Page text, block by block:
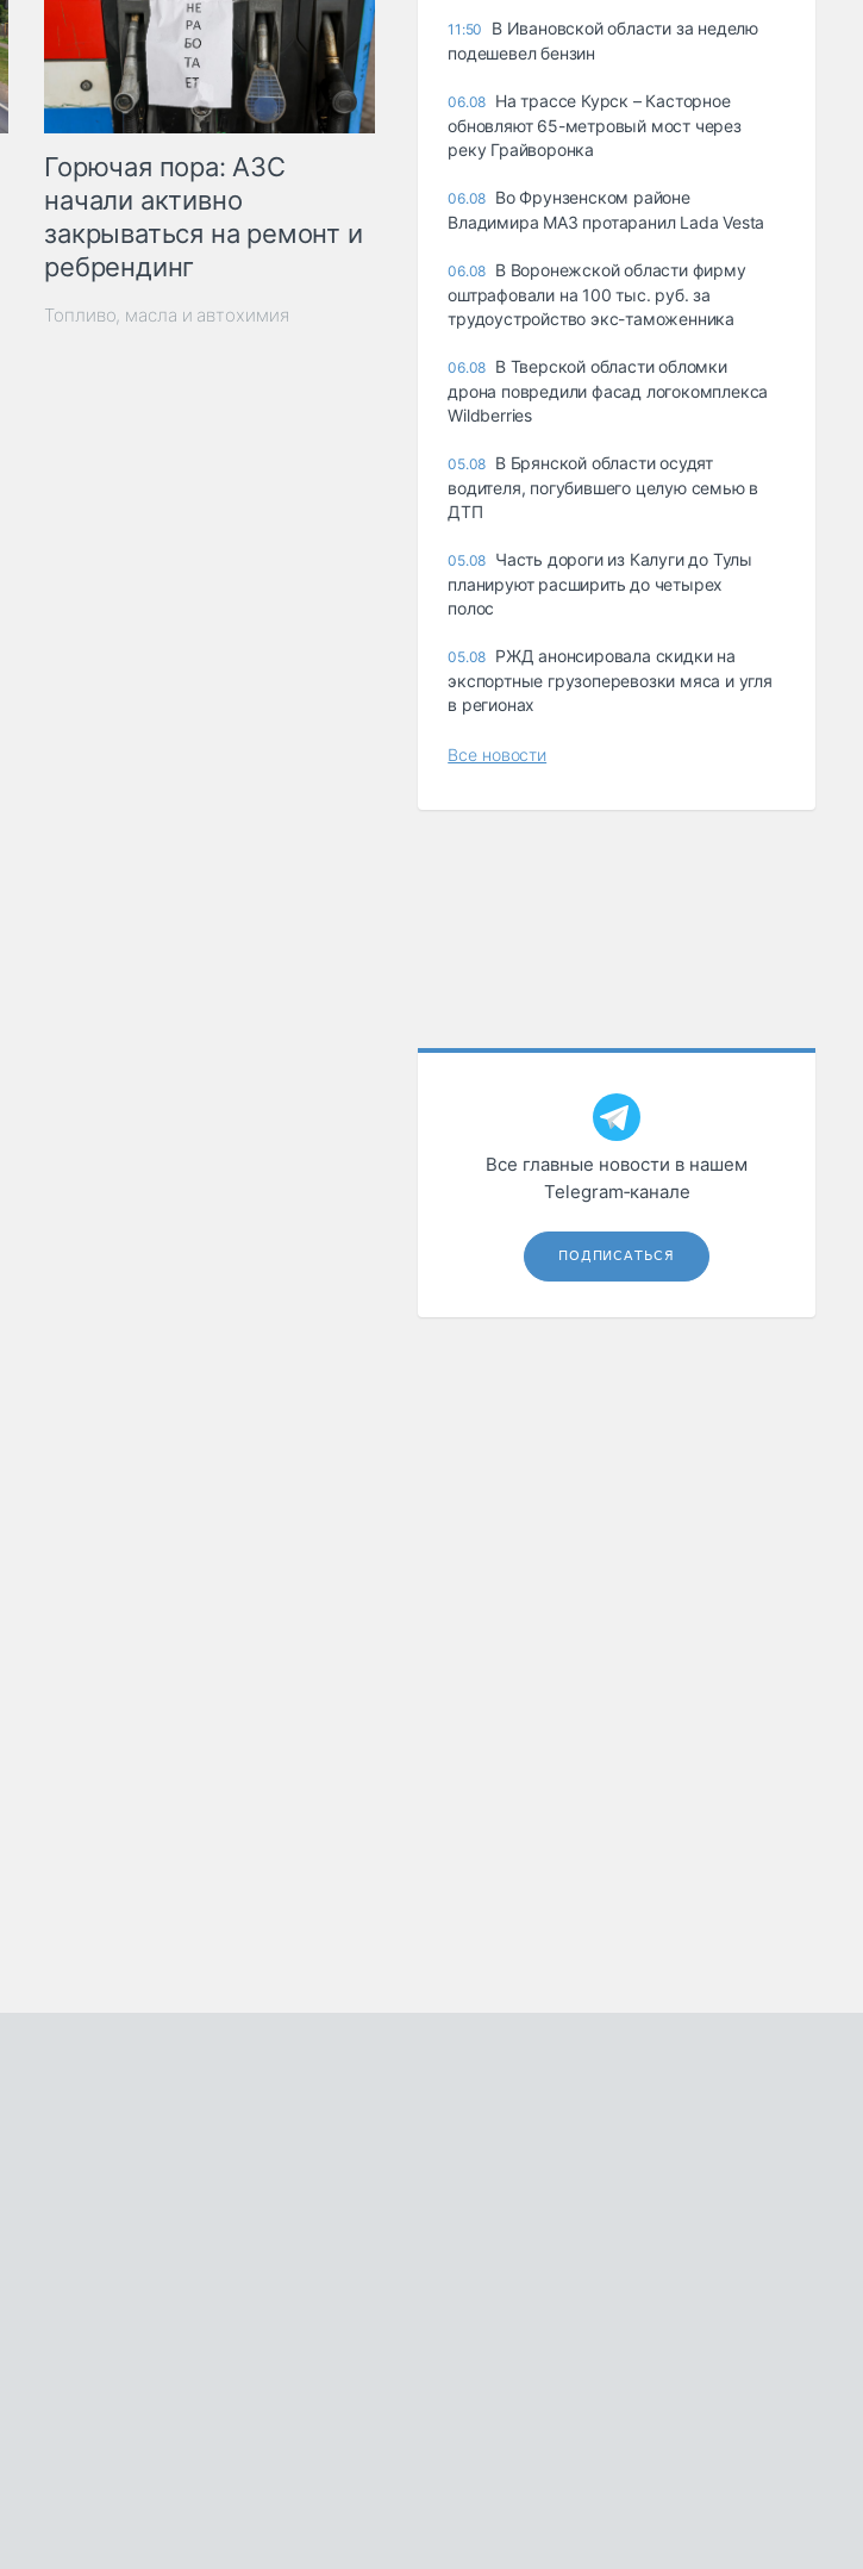
Горючая пора: АЗС
начали активно
закрываться на ремонт и
ребрендинг
Топливо, масла и автохимия
11:50
В Ивановской области за неделю
подешевел бензин
06.08 На трассе Курск – Касторное
обновляют 65-метровый мост через
реку Грайворонка
06.08 Во Фрунзенском районе
Владимира МАЗ протаранил Lada Vesta
06.08 В Воронежской области фирму
оштрафовали на 100 тыс. руб. за
трудоустройство экс-таможенника
06.08 В Тверской области обломки
дрона повредили фасад логокомплекса
Wildberries
05.08 В Брянской области осудят
водителя, погубившего целую семью в
ДТП
05.08 Часть дороги из Калуги до Тулы
планируют расширить до четырех
полос
05.08 РЖД анонсировала скидки на
экспортные грузоперевозки мяса и угля
в регионах
Все новости
Все главные новости в нашем
Telegram‑канале
ПОДПИСАТЬСЯ